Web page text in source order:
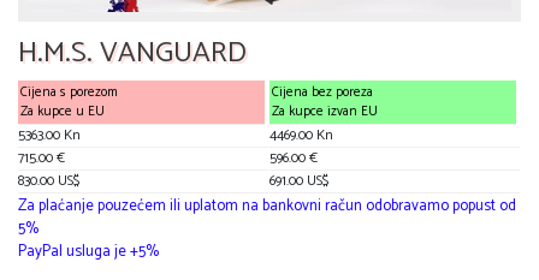
H.M.S. VANGUARD
Cijena s porezom
Za kupce u EU
5363.00 Kn
715.00 €
830.00 US$
Cijena bez poreza
Za kupce izvan EU
4469.00 Kn
596.00 €
691.00 US$
Za plaćanje pouzećem ili uplatom na bankovni račun odobravamo popust od
5%
PayPal usluga je +5%